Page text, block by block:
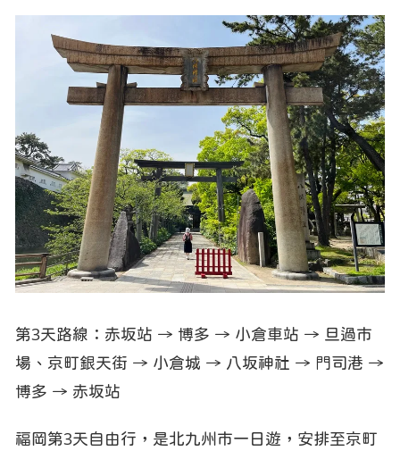
第3天路線：赤坂站 → 博多 → 小倉車站 → 旦過市
場、京町銀天街 → 小倉城 → 八坂神社 → 門司港 →
博多 → 赤坂站
福岡第3天自由行，是北九州市一日遊，安排至京町